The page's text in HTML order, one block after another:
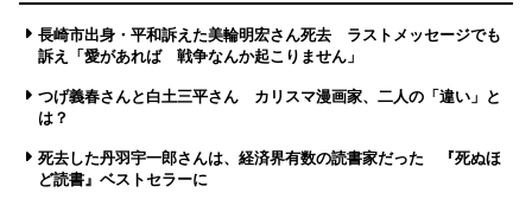
長崎市出身・平和訴えた美輪明宏さん死去 ラストメッセージでも
訴え「愛があれば 戦争なんか起こりません」
つげ義春さんと白土三平さん カリスマ漫画家、二人の「違い」と
は？
死去した丹羽宇一郎さんは、経済界有数の読書家だった 『死ぬほ
ど読書』ベストセラーに